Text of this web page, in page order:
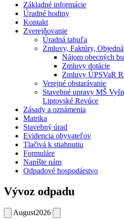
Základné informácie
Úradné hodiny
Kontakt
Zverejňovanie
Úradná tabuľa
Zmluvy, Faktúry,
Nájom obecných
Zmluvy dotácie
Zmluvy ÚPSVaR
Verejné obstarávanie
Stavebné upravy MŠ
Liptovské Revúce
Zásady a oznámenia
Matrika
Stavebný úrad
Evidencia obyvateľov
Tlačivá k stiahnutiu
Formuláre
Napíšte nám
Odpadové hospodárstvo
Vývoz odpadu
August2026